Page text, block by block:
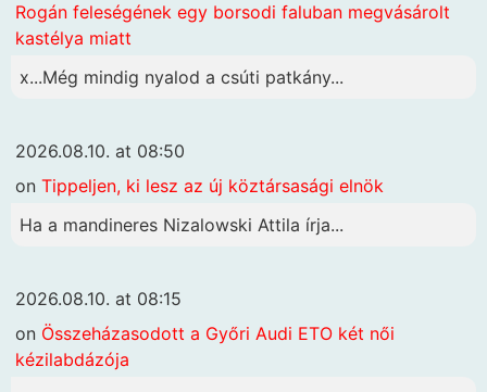
Rogán feleségének egy borsodi faluban megvásárolt
kastélya miatt
x...Még mindig nyalod a csúti patkány...
2026.08.10. at 08:50
on Tippeljen, ki lesz az új köztársasági elnök
Ha a mandineres Nizalowski Attila írja...
2026.08.10. at 08:15
on Összeházasodott a Győri Audi ETO két női
kézilabdázója